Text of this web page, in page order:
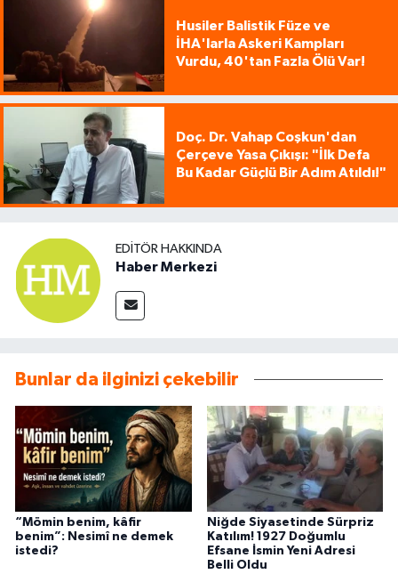
Husiler Balistik Füze ve
İHA'larla Askeri Kampları
Vurdu, 40'tan Fazla Ölü Var!
Doç. Dr. Vahap Coşkun'dan
Çerçeve Yasa Çıkışı: "İlk Defa
Bu Kadar Güçlü Bir Adım Atıldı!"
EDITÖR HAKKINDA
Haber Merkezi
Bunlar da ilginizi çekebilir
“Mömin benim, kâfir
benim”: Nesimî ne demek
istedi?
Niğde Siyasetinde Sürpriz
Katılım! 1927 Doğumlu
Efsane İsmin Yeni Adresi
Belli Oldu